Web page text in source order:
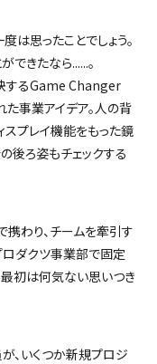
は思ったことでしょう。
できたなら......。
するGame Changer
た事業アイデア。人の背
スプレイ機能をもった鏡
後ろ姿もチェックする
わり、チームを牽引す
ダクツ事業部で固定
初は何気ない思いつき
、いくつか新規プロジ